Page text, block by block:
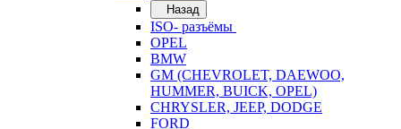
Назад
ISO- разъёмы
OPEL
BMW
GM (CHEVROLET, DAEWOO,
HUMMER, BUICK, OPEL)
CHRYSLER, JEEP, DODGE
FORD